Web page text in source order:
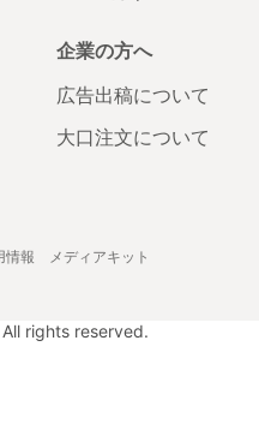
企業の方へ
広告出稿について
大口注文について
情報 メディアキット
rights reserved.